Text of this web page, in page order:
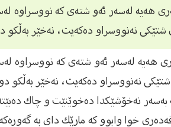
هەیە لەسەر ئەو شتەى كە نووسراوە
شتێكى نەنووسراو دەكەیت، نەخێر
هەیە لەسەر ئەو شتەى كە نووسراوە
نەنووسراو دەكەیت، نەخێر
بەسەر نەخۆشێكدا دەخوێنێت و چاك
خوا وابوو كە مارێك داى بە